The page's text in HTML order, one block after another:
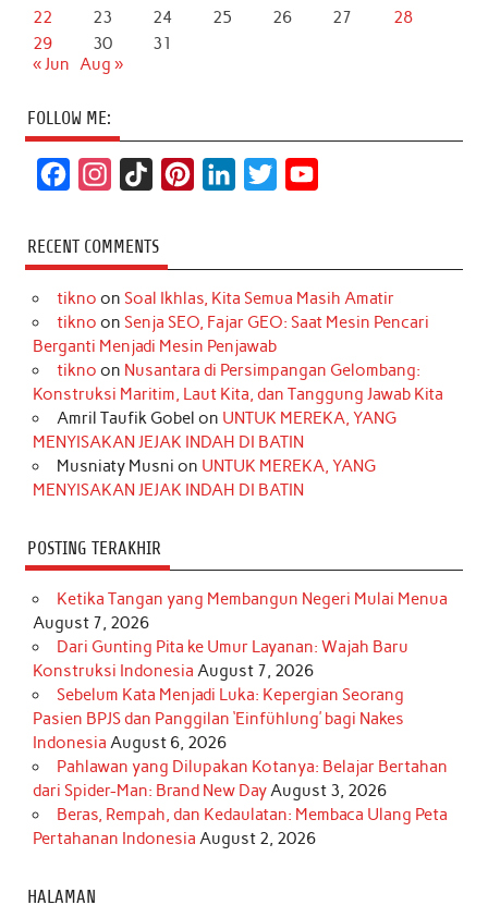
22
23 24 25 26 27
28
29
30
31
« Jun Aug »
FOLLOW ME:
c
e
b
o
k
s
t
a
r
a
m
k
T
o
k
t
e
r
e
s
t
k
e
d
I
n
t
t
r
T
u
e
RECENT COMMENTS
tikno on Soal Ikhlas, Kita Semua Masih Amatir
tikno on Senja SEO, Fajar GEO: Saat Mesin Pencari
Berganti Menjadi Mesin Penjawab
tikno on Nusantara di Persimpangan Gelombang:
Konstruksi Maritim, Laut Kita, dan Tanggung Jawab Kita
Amril Taufik Gobel on UNTUK MEREKA, YANG
MENYISAKAN JEJAK INDAH DI BATIN
Musniaty Musni on UNTUK MEREKA, YANG
MENYISAKAN JEJAK INDAH DI BATIN
POSTING TERAKHIR
Ketika Tangan yang Membangun Negeri Mulai Menua
August 7, 2026
Dari Gunting Pita ke Umur Layanan: Wajah Baru
Konstruksi Indonesia August 7, 2026
Sebelum Kata Menjadi Luka: Kepergian Seorang
Pasien BPJS dan Panggilan ‘Einfühlung’ bagi Nakes
Indonesia August 6, 2026
Pahlawan yang Dilupakan Kotanya: Belajar Bertahan
dari Spider-Man: Brand New DayAugust 3, 2026
Beras, Rempah, dan Kedaulatan: Membaca Ulang Peta
Pertahanan Indonesia August 2, 2026
HALAMAN